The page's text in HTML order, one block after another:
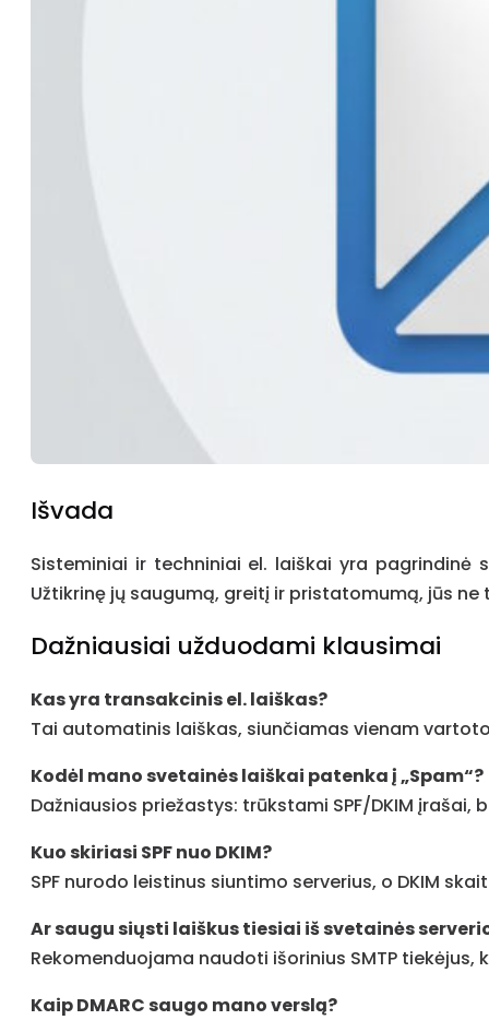
Išvada
Sisteminiai ir techniniai el. laiškai yra pagrindinė
Užtikrinę jų saugumą, greitį ir pristatomumą, jūs
Dažniausiai užduodami klausimai
Kas yra transakcinis el. laiškas?
Tai automatinis laiškas, siunčiamas vienam
Kodėl mano svetainės laiškai patenka į „Spam“?
Dažniausios priežastys: trūkstami SPF/DKIM
Kuo skiriasi SPF nuo DKIM?
SPF nurodo leistinus siuntimo serverius, o DKIM
Ar saugu siųsti laiškus tiesiai iš svetainės
Rekomenduojama naudoti išorinius SMTP
Kaip DMARC saugo mano verslą?